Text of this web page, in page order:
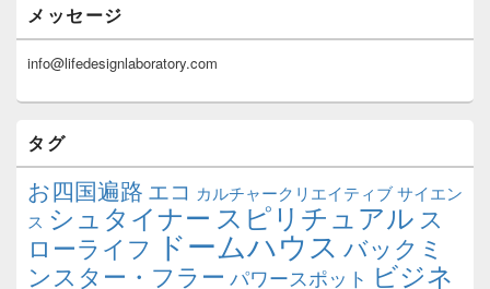
メッセージ
info@lifedesignlaboratory.com
タグ
お四国遍路 エコ カルチャークリエイティブサイエン
ス シュタイナー スピリチュアル ス
ローライフ ドームハウス バックミ
ンスター・フラー パワースポット ビジネ